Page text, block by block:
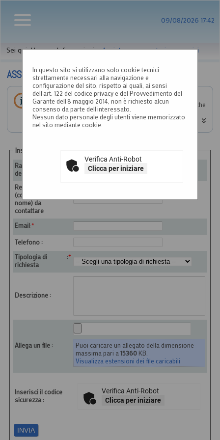
09/08/2026 17:42
Sei qui: Home»Informazioni»Assistenza operatori economici
In questo sito si utilizzano solo cookie tecnici
strettamente necessari alla navigazione e
configurazione del sito, rispetto ai quali, ai sensi
dell'art. 122 del codice privacy e del Provvedimento del
Garante dell'8 maggio 2014, non è richiesto alcun
consenso da parte dell'interessato.
Nessun dato personale degli utenti viene memorizzato
nel sito mediante cookie.
Verifica Anti-Robot
Clicca per iniziare
ASSISTENZA OPERATORI ECONOMICI
Compila il form indicando i tuoi riferimenti e il problema
riscontrato, eventualmente se necessario allegando anche
un file, e poi procedi all'invio della richiesta.
Inserimento richiesta
Ragione sociale o
denominazione
:
Referente
(cognome e
nome) da
contattare
Email:*
Telefono :
Tipologia di
richiesta
:*
Descrizione :
Allega un file :
Puoi caricare un allegato della dimensione
massima pari a 15360KB.
Visualizza estensioni dei file caricabili
Inserisci il codice
sicurezza :
Verifica Anti-Robot
Clicca per iniziare